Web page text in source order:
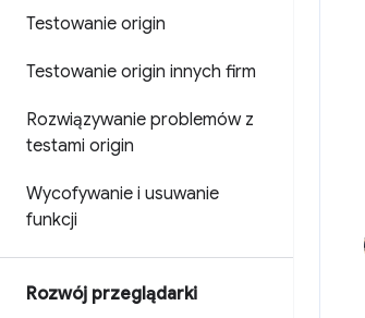
Testowanie origin
Testowanie origin innych firm
Rozwiązywanie problemów z
testami origin
Wycofywanie i usuwanie
funkcji
Rozwój przeglądarki